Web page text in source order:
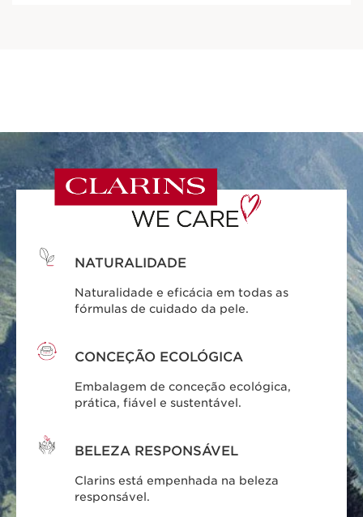
NATURALIDADE
Naturalidade e eficácia em todas as
fórmulas de cuidado da pele.
CONCEÇÃO ECOLÓGICA
Embalagem de conceção ecológica,
prática, fiável e sustentável.
BELEZA RESPONSÁVEL
Clarins está empenhada na beleza
responsável.